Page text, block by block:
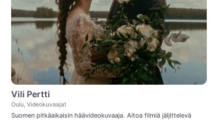
Vili Pertti
Oulu, Videokuvaajat
Suomen pitkäaikaisin häävideokuvaaja. Aitoa filmiä jäljittelevä